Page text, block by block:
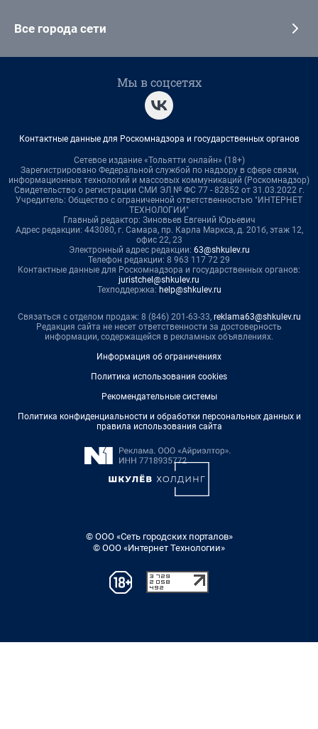
Все города сети
Мы в соцсетях
Контактные данные для Роскомнадзора и государственных органов
Сетевое издание «Тольятти онлайн» (18+)
Зарегистрировано Федеральной службой по надзору в сфере связи,
информационных технологий и массовых коммуникаций (Роскомнадзор)
Свидетельство о регистрации СМИ ЭЛ № ФС 77 - 82852 от 31.03.2022 г.
Учредитель: Общество с ограниченной ответственностью "ИНТЕРНЕТ
ТЕХНОЛОГИИ"
Главный редактор: Зиновьев Евгений Юрьевич
Адрес редакции: 443080, г. Самара, пр. Карла Маркса, д. 201б, этаж 12,
офис 22, 23
Электронный адрес редакции: 63@shkulev.ru
Телефон редакции: 8 963 117 72 29
Контактные данные для Роскомнадзора и государственных органов:
juristchel@shkulev.ru
Техподдержка: help@shkulev.ru
Связаться с отделом продаж: 8 (846) 201-63-33, reklama63@shkulev.ru
Редакция сайта не несет ответственности за достоверность
информации, содержащейся в рекламных объявлениях.
Информация об ограничениях
Политика использования cookies
Рекомендательные системы
Политика конфиденциальности и обработки персональных данных и
правила использования сайта
© ООО «Сеть городских порталов»
© ООО «Интернет Технологии»